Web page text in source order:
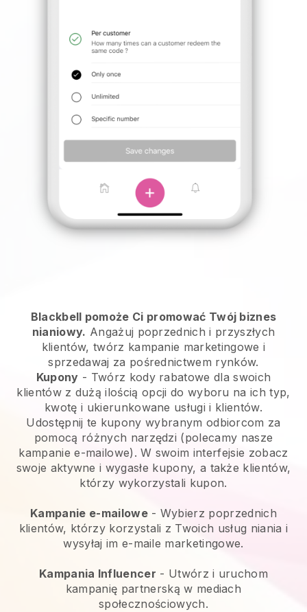
Blackbell pomoże Ci promować Twój biznes
nianiowy. Angażuj poprzednich i przyszłych
klientów, twórz kampanie marketingowe i
sprzedawaj za pośrednictwem rynków.
Kupony - Twórz kody rabatowe dla swoich
klientów z dużą ilością opcji do wyboru na ich typ,
kwotę i ukierunkowane usługi i klientów.
Udostępnij te kupony wybranym odbiorcom za
pomocą różnych narzędzi (polecamy nasze
kampanie e-mailowe). W swoim interfejsie zobacz
swoje aktywne i wygasłe kupony, a także klientów,
którzy wykorzystali kupon.
Kampanie e-mailowe- Wybierz poprzednich
klientów, którzy korzystali z Twoich usług niania i
wysyłaj im e-maile marketingowe.
Kampania Influencer - Utwórz i uruchom
kampanię partnerską w mediach
społecznościowych.